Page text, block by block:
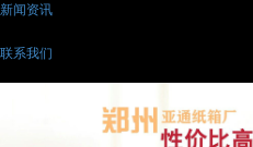
新闻资讯
联系我们